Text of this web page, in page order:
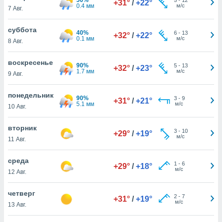
действия
рекламу
нашей
cookie
cookie
в
нашего
7 Авг.
0.4 мм
+31° / +22°
м/с
суббота
8 Авг.
40%
0.1 мм
+32° / +22° 6- 13
м/с
воскресенье
9 Авг.
90%
1.7 мм
+32° / +23° 5- 13
м/с
понедельник
10 Авг.
90%
5.1 мм
+31° / +21° 3- 9
м/с
вторник
11 Авг.
+29° / +19° 3- 10
м/с
среда
12 Авг.
+29° / +18° 1 - 6
м/с
четверг
13 Авг.
+31° / +19° 2- 7
м/с